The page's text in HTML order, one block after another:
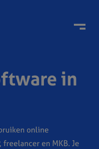
Menu
in
online
en MKB. Je